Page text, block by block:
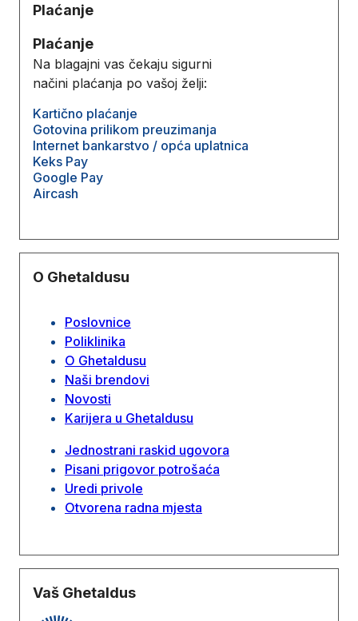
Plaćanje
Plaćanje
Na blagajni vas čekaju sigurni
načini plaćanja po vašoj želji:
Kartično plaćanje
Gotovina prilikom preuzimanja
Internet bankarstvo / opća uplatnica
Keks Pay
Google Pay
Aircash
O Ghetaldusu
Poslovnice
Poliklinika
O Ghetaldusu
Naši brendovi
Novosti
Karijera u Ghetaldusu
Jednostrani raskid ugovora
Pisani prigovor potrošaća
Uredi privole
Otvorena radna mjesta
Vaš Ghetaldus